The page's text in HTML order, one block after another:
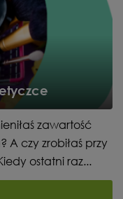
zawartość
A czy zrobiłaś przy
ostatni raz...